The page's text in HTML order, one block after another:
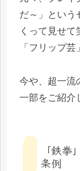
だ～」という
くって見せて
「フリップ
今や、超一流
一部をご紹介
「鉄
条例